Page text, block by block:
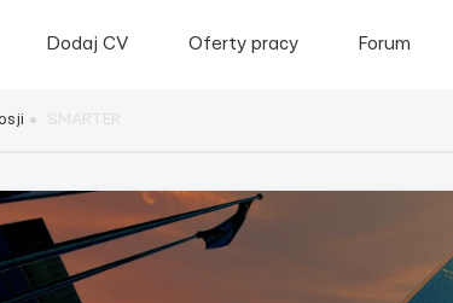
Dodaj CV Oferty pracy Forum